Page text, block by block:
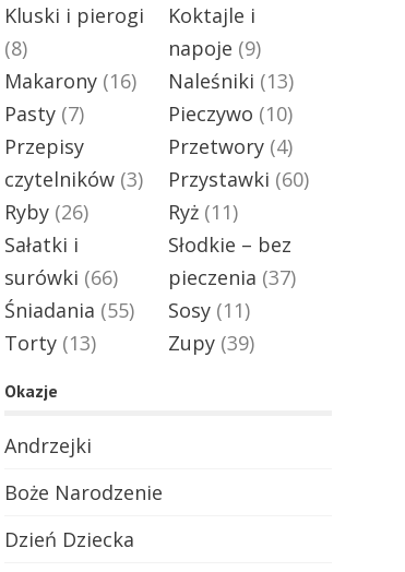
Kluski i pierogi
(8)
Koktajle i
napoje (9)
Makarony (16) Naleśniki (13)
Pasty (7) Pieczywo (10)
Przepisy
czytelników (3)
Przetwory (4)
Przystawki (60)
Ryby (26) Ryż (11)
Sałatki i
surówki (66)
Słodkie – bez
pieczenia (37)
Śniadania (55) Sosy (11)
Torty (13) Zupy (39)
Okazje
Andrzejki
Boże Narodzenie
Dzień Dziecka